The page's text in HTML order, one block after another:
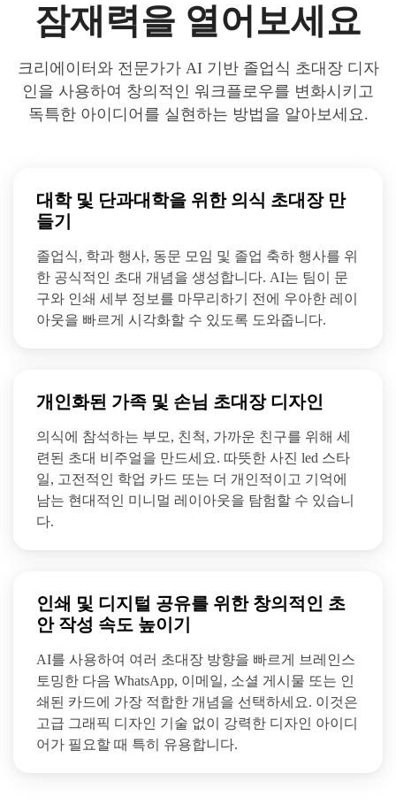
잠재력을 열어보세요
크리에이터와 전문가가 AI 기반 졸업식 초대장 디자
인을 사용하여 창의적인 워크플로우를 변화시키고
독특한 아이디어를 실현하는 방법을 알아보세요.
대학 및 단과대학을 위한 의식 초대장 만
들기
졸업식, 학과 행사, 동문 모임 및 졸업 축하 행사를 위
한 공식적인 초대 개념을 생성합니다. AI는 팀이 문
구와 인쇄 세부 정보를 마무리하기 전에 우아한 레이
아웃을 빠르게 시각화할 수 있도록 도와줍니다.
개인화된 가족 및 손님 초대장 디자인
의식에 참석하는 부모, 친척, 가까운 친구를 위해 세
련된 초대 비주얼을 만드세요. 따뜻한 사진 led 스타
일, 고전적인 학업 카드 또는 더 개인적이고 기억에
남는 현대적인 미니멀 레이아웃을 탐험할 수 있습니
다.
인쇄 및 디지털 공유를 위한 창의적인 초
안 작성 속도 높이기
AI를 사용하여 여러 초대장 방향을 빠르게 브레인스
토밍한 다음 WhatsApp, 이메일, 소셜 게시물 또는 인
쇄된 카드에 가장 적합한 개념을 선택하세요. 이것은
고급 그래픽 디자인 기술 없이 강력한 디자인 아이디
어가 필요할 때 특히 유용합니다.